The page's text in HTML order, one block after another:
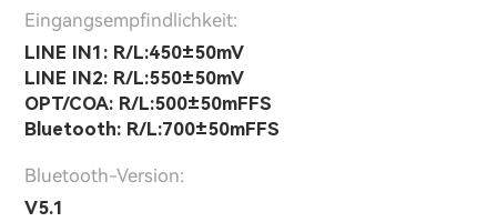
Eingangsempfindlichkeit:
LINE IN1: R/L:450±50mV
LINE IN2: R/L:550±50mV
OPT/COA: R/L:500±50mFFS
Bluetooth: R/L:700±50mFFS
Bluetooth-Version:
V5.1